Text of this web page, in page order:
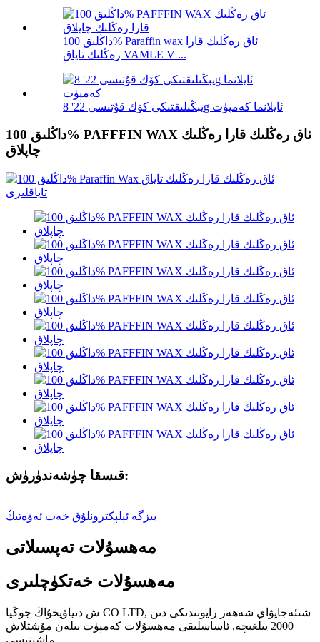
داڭلىق 100% Paraffin wax ئاق رەڭلىك قارا
رەڭلىك تاياق VAMLE V ...
8 'يېڭىلىقتىكى كۆك قۇتىسى 22g ئايلانما كەمپۈت
داڭلىق 100% PAFFFIN WAX ئاق رەڭلىك قارا رەڭلىك
چاپلاق
قىسقا چۈشەندۈرۈش:
بىزگە ئېلېكترونلۇق خەت ئەۋەتىڭ
مەھسۇلات تەپسىلاتى
مەھسۇلات خەتكۈچلىرى
ش دىياۋيخۇاڭ جوڭيا CO LTD, شىئەجايۋاي شەھەر رايونىدىكى دىن
2000 يىلغىچە, ئاساسلىقى مەھسۇلات كەمپۈت بىلەن مۇشتلاش